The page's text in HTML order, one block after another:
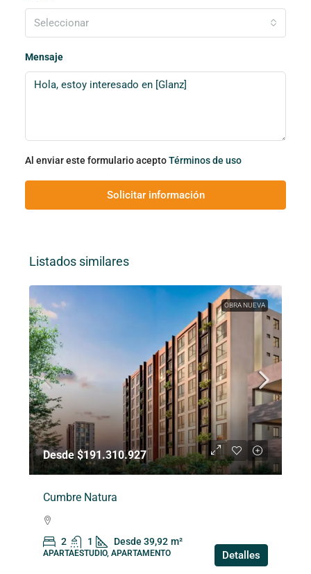
Seleccionar
Mensaje
Al enviar este formulario aceptoTérminos de uso
Solicitar información
Listados similares
OBRA NUEVA
Desde $191.310.927
Cumbre Natura
2 1 Desde 39,92 m²
APARTAESTUDIO, APARTAMENTO Detalles